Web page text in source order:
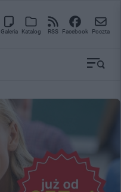
Galeria Katalog RSS Facebook Poczta